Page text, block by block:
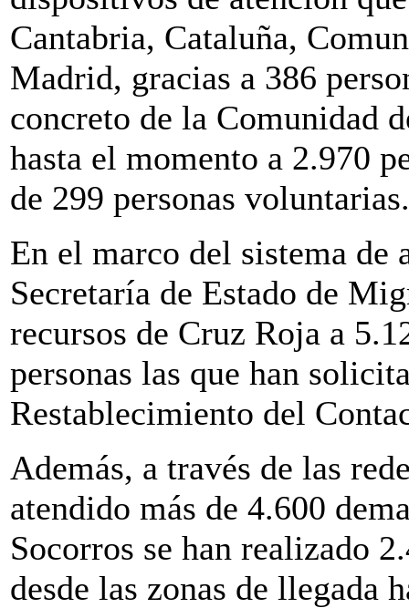
Cantabria, Cataluña,
Madrid, gracias a 386
concreto de la Comunidad
hasta el momento a 2.970
de 299 personas voluntarias.
En el marco del sistema de
Secretaría de Estado de
recursos de Cruz Roja a
personas las que han
Restablecimiento del
Además, a través de las
atendido más de 4.600
Socorros se han realizado
desde las zonas de llegada